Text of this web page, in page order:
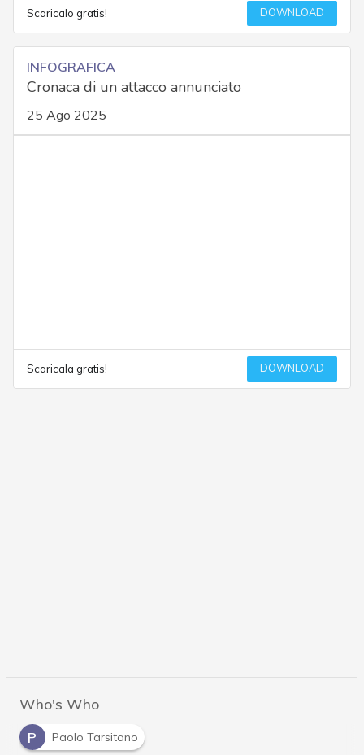
Scaricalo gratis! DOWNLOAD
INFOGRAFICA
Cronaca di un attacco annunciato
25 Ago 2025
Scaricala gratis! DOWNLOAD
Who's Who
P
Paolo Tarsitano